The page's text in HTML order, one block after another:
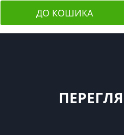
ДО КОШИКА